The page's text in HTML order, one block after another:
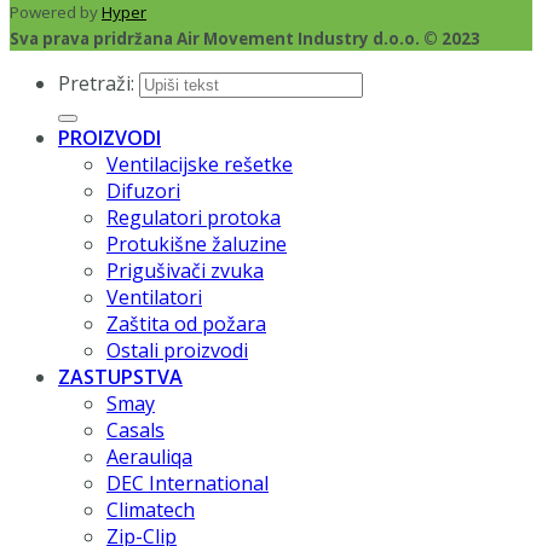
Powered byHyper
Sva prava pridržana Air Movement Industry d.o.o. © 2023
Pretraži:
PROIZVODI
Ventilacijske rešetke
Difuzori
Regulatori protoka
Protukišne žaluzine
Prigušivači zvuka
Ventilatori
Zaštita od požara
Ostali proizvodi
ZASTUPSTVA
Smay
Casals
Aerauliqa
DEC International
Climatech
Zip-Clip